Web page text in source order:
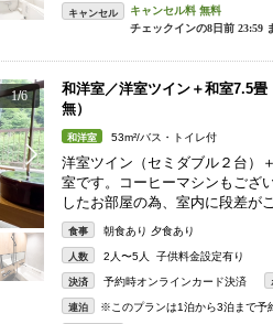
キャンセル
1/6
和洋室／洋室ツイン＋和室7.5畳
無）
和洋室 53m²/バス・トイレ付
洋室ツイン（セミダブル２台）
室です。コーヒーマシンもござ
したお部屋の為、室内に段差が
食事 朝食あり 夕食あり
人数 2人〜5人 子供料金設定有り
決済 予約時オンラインカード決済
連泊 ※このプランは1泊から3泊まで予